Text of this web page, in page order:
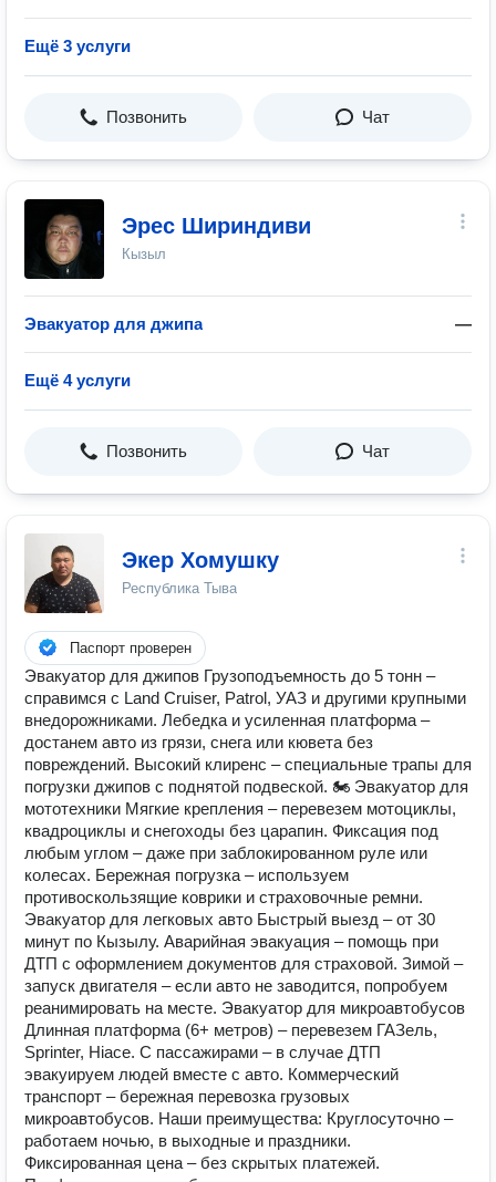
Ещё 3 услуги
Позвонить Чат
Эрес Шириндиви
Кызыл
Эвакуатор для джипа —
Ещё 4 услуги
Позвонить Чат
Экер Хомушку
Республика Тыва
Паспорт проверен
Эвакуатор для джипов Грузоподъемность до 5 тонн –
справимся с Land Cruiser, Patrol, УАЗ и другими крупными
внедорожниками. Лебедка и усиленная платформа –
достанем авто из грязи, снега или кювета без
повреждений. Высокий клиренс – специальные трапы для
погрузки джипов с поднятой подвеской. 🏍 Эвакуатор для
мототехники Мягкие крепления – перевезем мотоциклы,
квадроциклы и снегоходы без царапин. Фиксация под
любым углом – даже при заблокированном руле или
колесах. Бережная погрузка – используем
противоскользящие коврики и страховочные ремни.
Эвакуатор для легковых авто Быстрый выезд – от 30
минут по Кызылу. Аварийная эвакуация – помощь при
ДТП с оформлением документов для страховой. Зимой –
запуск двигателя – если авто не заводится, попробуем
реанимировать на месте. Эвакуатор для микроавтобусов
Длинная платформа (6+ метров) – перевезем ГАЗель,
Sprinter, Hiace. С пассажирами – в случае ДТП
эвакуируем людей вместе с авто. Коммерческий
транспорт – бережная перевозка грузовых
микроавтобусов. Наши преимущества: Круглосуточно –
работаем ночью, в выходные и праздники.
Фиксированная цена – без скрытых платежей.